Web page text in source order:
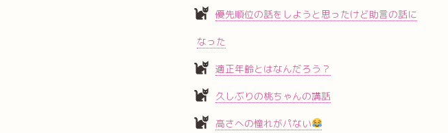
優先順位の話をしようと思ったけど助言の話に
なった
適正年齢とはなんだろう？
久しぶりの桃ちゃんの講話
高さへの憧れがパない